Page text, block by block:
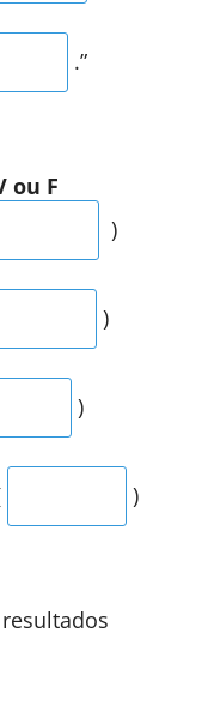
.”
ou F
)
)
)
)